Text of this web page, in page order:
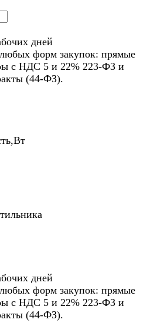
дней
форм закупок: прямые
с НДС 5 и 22% 223-ФЗ и
(44-ФЗ).
дней
форм закупок: прямые
с НДС 5 и 22% 223-ФЗ и
(44-ФЗ).